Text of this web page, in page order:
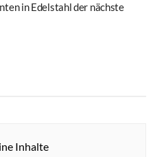
in Edelstahl der nächste
Inhalte